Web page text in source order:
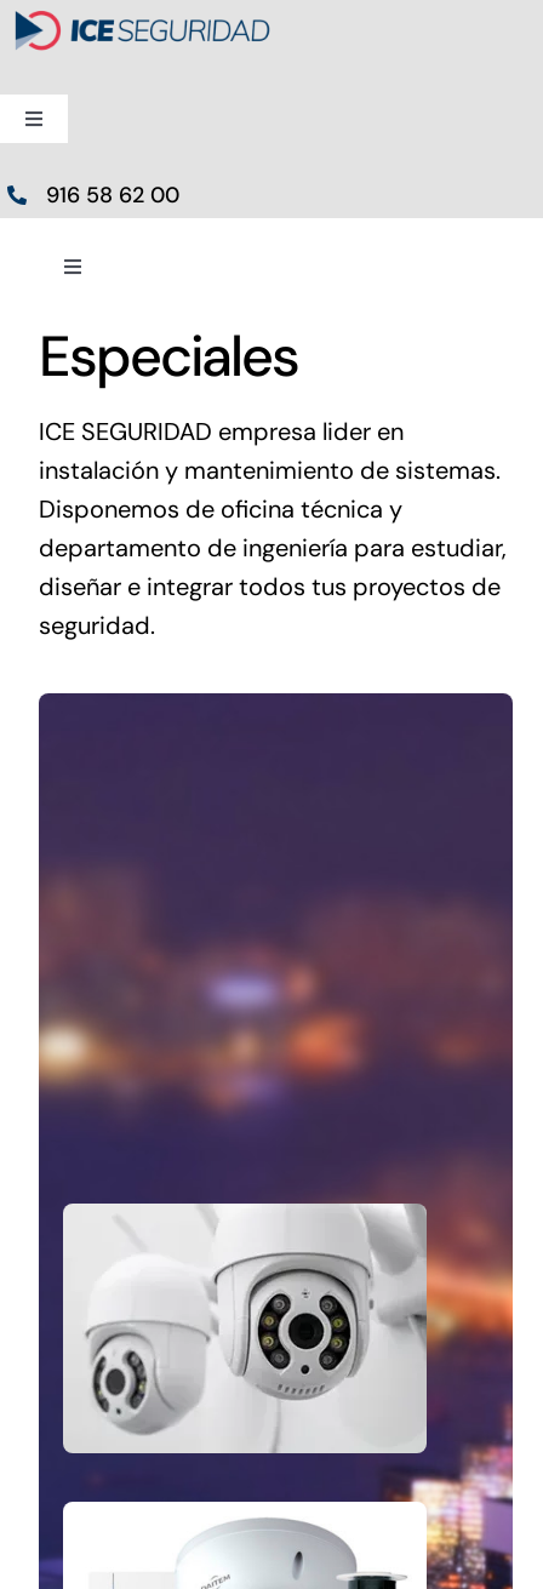
Saltar
al
contenido
Toggle
Alarmas
Videovigilancia
Control de Accesos
Especiales
916 58 62 00
Toggle
Home
Acceso Clientes
Especiales
ICE SEGURIDAD empresa lider en
instalación y mantenimiento de sistemas.
Disponemos de oficina técnica y
departamento de ingeniería para estudiar,
diseñar e integrar todos tus proyectos de
seguridad.